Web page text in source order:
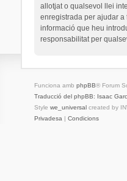
allotjat o qualsevol llei
enregistrada per ajudar a
informació que heu
responsabilitat per
Funciona amb phpBB® Forum
Traducció del phpBB: Isaac
Style we_universalcreated by
Privadesa | Condicions